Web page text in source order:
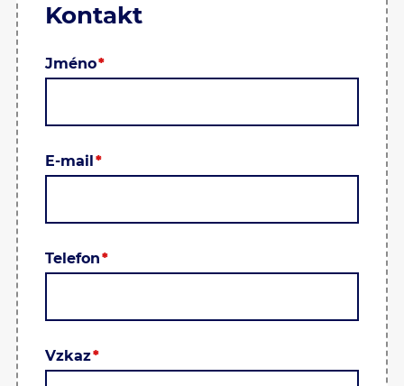
Kontakt
Jméno
E-mail
Telefon
Vzkaz